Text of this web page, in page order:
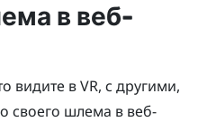
в веб-
видите в VR, с другими,
своего шлема в веб-